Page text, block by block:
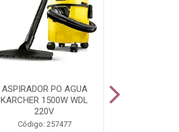
ASPIRADOR PO AGUA
KARCHER 1500W WDL
220V
Código: 257477